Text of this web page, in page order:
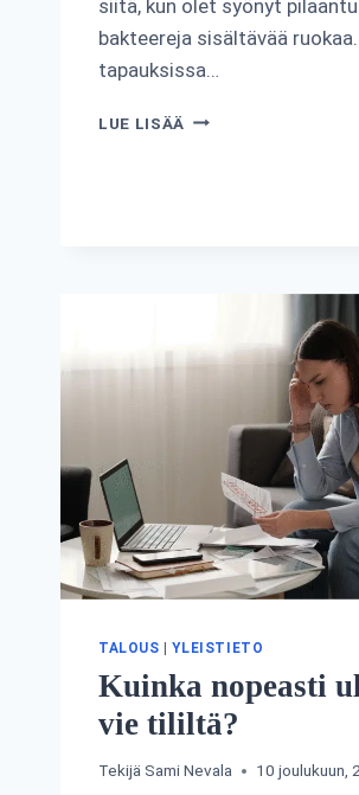
siitä, kun olet syönyt
bakteereja sisältävää
tapauksissa…
LUE LISÄÄ KUINKA
TALOUS |YLEISTIETO
Kuinka nopeasti
vie tililtä?
TekijäSami Nevala 10 joulukuun,